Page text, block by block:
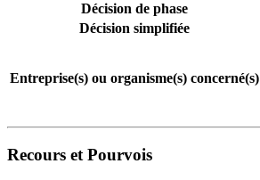
Décision de phase
Décision simplifiée
Entreprise(s) ou organisme(s) concerné(s)
Recours et Pourvois